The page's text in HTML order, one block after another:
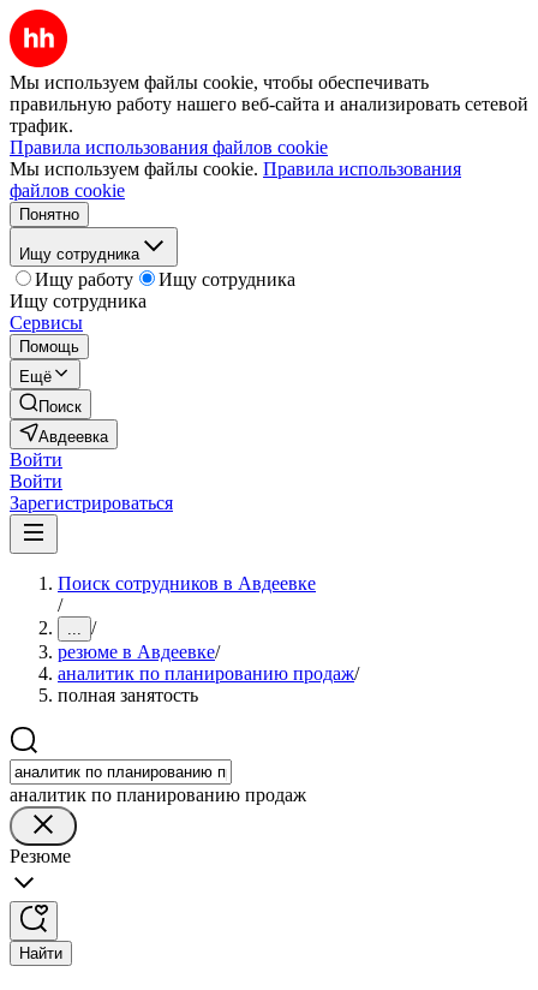
Мы используем файлы cookie, чтобы обеспечивать
правильную работу нашего веб-сайта и анализировать сетевой
трафик.
Правила использования файлов cookie
Мы используем файлы cookie. Правила использования
файлов cookie
Понятно
Ищу сотрудника
Ищу работу
Ищу сотрудника
Ищу сотрудника
Сервисы
Помощь
Ещё
Поиск
Авдеевка
Войти
Войти
Зарегистрироваться
Поиск сотрудников в Авдеевке
/
... /
резюме в Авдеевке/
аналитик по планированию продаж/
полная занятость
аналитик по планированию продаж
Резюме
Найти